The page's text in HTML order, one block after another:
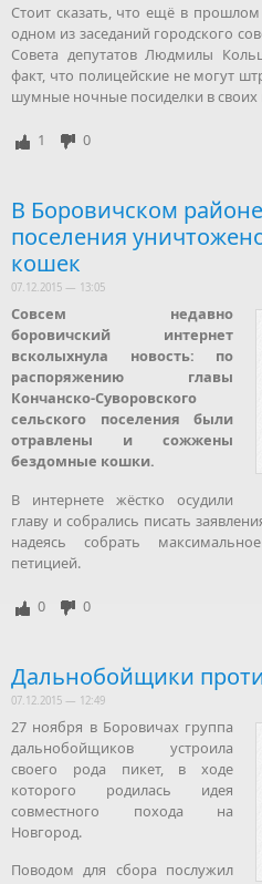
Стоит сказать, что ещё в
одном из заседаний городского
Совета депутатов Людмилы
факт, что полицейские не могут
шумные ночные посиделки в своих
1 0
В Боровичском
поселения
кошек
07.12.2015 — 13:05
Совсем недавно
боровичский интернет
всколыхнула новость: по
распоряжению главы
Кончанско-Суворовского
сельского поселения были
отравлены и сожжены
бездомные кошки.
В интернете жёстко осудили
главу и собрались писать
надеясь собрать
петицией.
0 0
Дальнобойщики
07.12.2015 — 12:49
27 ноября в Боровичах группа
дальнобойщиков устроила
своего рода пикет, в ходе
которого родилась идея
совместного похода на
Новгород.
Поводом для сбора послужил